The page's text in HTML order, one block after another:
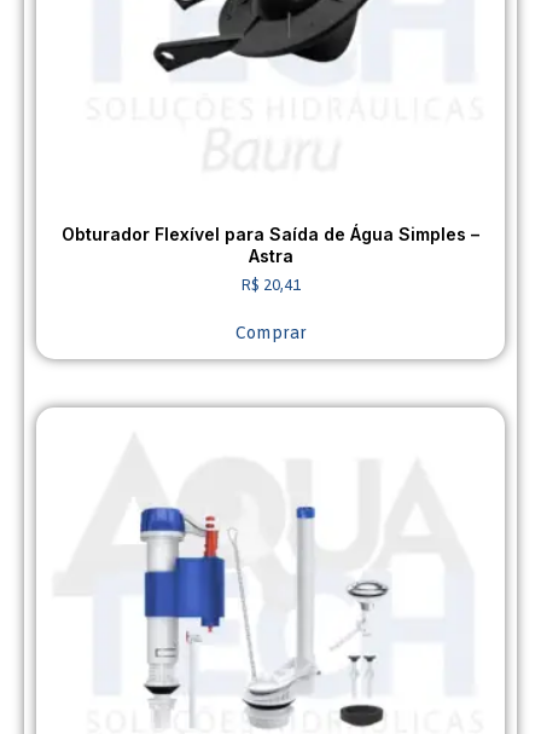
Obturador Flexível para Saída de Água Simples –
Astra
R$ 20,41
Comprar